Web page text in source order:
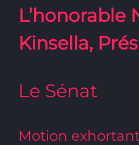
L’honorable
Kinsella,
Le Sénat
Motion